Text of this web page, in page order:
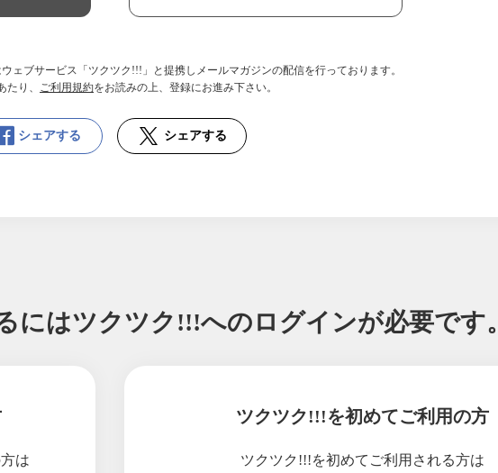
ェブサービス「ツクツク!!!」と提携しメールマガジンの配信を行っております。
たり、 ご利用規約をお読みの上、登録にお進み下さい。
シェアする シェアする
にはツクツク!!!へのログインが必要です。
は
ツクツク!!!を初めてご利用の方
ツクツク!!!を初めてご利用される方は